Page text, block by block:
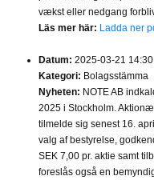
vækst eller nedgang
Läs mer här: Ladda ner
Datum: 2025-03-21
Kategori: Bolagsstämma
Nyheten: NOTE AB
2025 i Stockholm.
tilmelde sig senest 16.
valg af bestyrelse,
SEK 7,00 pr. aktie samt
foreslås også en